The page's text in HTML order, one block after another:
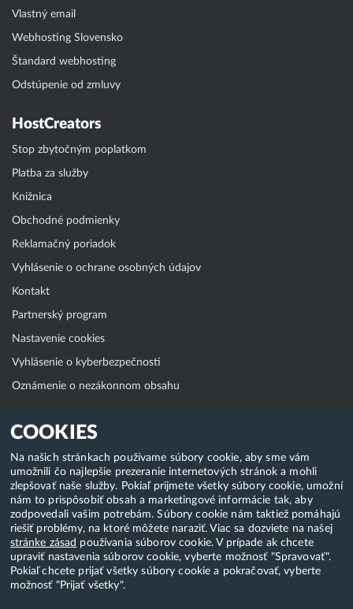
COOKIES
Na našich stránkach používame súbory cookie, aby sme vám
umožnili čo najlepšie prezeranie internetových stránok a mohli
zlepšovať naše služby. Pokiaľ prijmete všetky súbory cookie, umožní
nám to prispôsobiť obsah a marketingové informácie tak, aby
zodpovedali vašim potrebám. Súbory cookie nám taktiež pomáhajú
riešiť problémy, na ktoré môžete naraziť. Viac sa dozviete na našej
stránke zásad používania súborov cookie. V prípade ak chcete
upraviť nastavenia súborov cookie, vyberte možnosť "Spravovať".
Pokiaľ chcete prijať všetky súbory cookie a pokračovať, vyberte
možnosť "Prijať všetky".
Vlastný email
Webhosting Slovensko
Štandard webhosting
Odstúpenie od zmluvy
HostCreators
Stop zbytočným poplatkom
Platba za služby
Knižnica
Obchodné podmienky
Reklamačný poriadok
Vyhlásenie o ochrane osobných údajov
Kontakt
Partnerský program
Nastavenie cookies
Vyhlásenie o kyberbezpečnosti
Oznámenie o nezákonnom obsahu
Klientská zóna
WebAdmin
WebMail
Zmena hesla (E-mail, FTP, SSH)
Webhosting
Domény